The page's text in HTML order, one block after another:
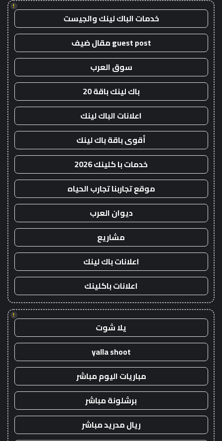
!
خدمات الباك لينك والجيست
guest post مقال ضيف
سوق العرب
باك لينك باقة 20
اعلانات الباك لينك
أقوى باقة باك لينك
خدمات با كلينك 2026
موقع تجاربنا تجارب الحياه
ديوان العرب
مشاريع
اعلانات باك لينك
اعلانات باكلينك
!
يلا شوت
yalla shoot
مباريات اليوم مباشر
برشلونة مباشر
ريال مدريد مباشر